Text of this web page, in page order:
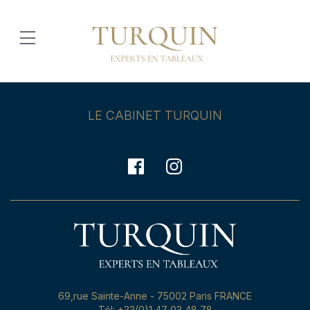
LE CABINET TURQUIN
69,rue Sainte-Anne - 75002 Paris FRANCE